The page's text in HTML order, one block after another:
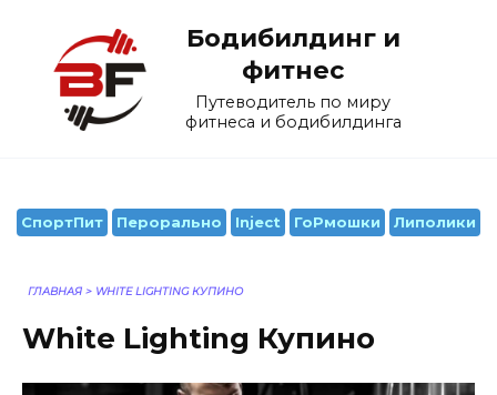
содержанию
Бодибилдинг и
фитнес
Путеводитель по миру
фитнеса и бодибилдинга
СпортПит Перорально Inject ГоРмошки Липолики
ГЛАВНАЯ > WHITE LIGHTING КУПИНО
White Lighting Купино